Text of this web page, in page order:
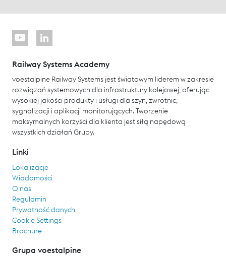
Railway Systems Academy
voestalpine Railway Systems jest światowym liderem w zakresie
rozwiązań systemowych dla infrastruktury kolejowej, oferując
wysokiej jakości produkty i usługi dla szyn, zwrotnic,
sygnalizacji i aplikacji monitorujących. Tworzenie
maksymalnych korzyści dla klienta jest siłą napędową
wszystkich działań Grupy.
Linki
Lokalizacje
Wiadomości
O nas
Regulamin
Prywatność danych
Cookie Settings
Brochure
Grupa voestalpine